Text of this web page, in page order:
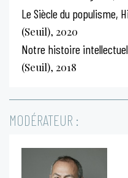
Le Siècle du populisme,
(Seuil), 2020
Notre histoire
(Seuil), 2018
MODÉRATEUR :